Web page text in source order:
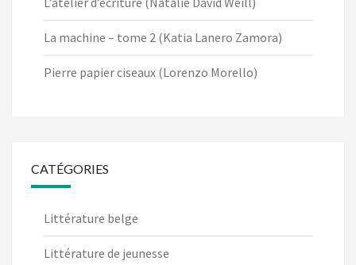
La machine – tome 2 (Katia Lanero Zamora)
Pierre papier ciseaux (Lorenzo Morello)
CATÉGORIES
Littérature belge
Littérature de jeunesse